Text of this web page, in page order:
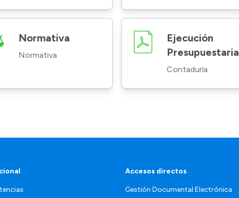
Normativa
Normativa
Ejecución
Presupuestaria
Contaduría
Accesos directos
Gestión Documental Electrónica